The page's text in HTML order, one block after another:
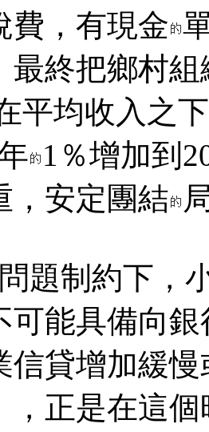
費，有現金
最終把鄉村
平均收入之
1％增加到
，安定團結
題制約下，
可能具備向
信貸增加緩
，正是在這